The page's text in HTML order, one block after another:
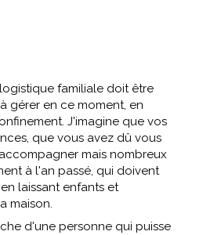
familiale doit être
gérer en ce moment, en
J'imagine que vos
que vous avez dû vous
mais nombreux
à l'an passé, qui doivent
laissant enfants et
maison.
d'une personne qui puisse